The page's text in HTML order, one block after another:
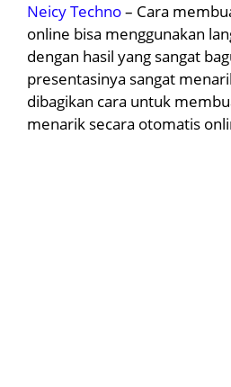
Neicy Techno– Cara
online bisa menggunakan
dengan hasil yang sangat
presentasinya sangat
dibagikan cara untuk
menarik secara otomatis